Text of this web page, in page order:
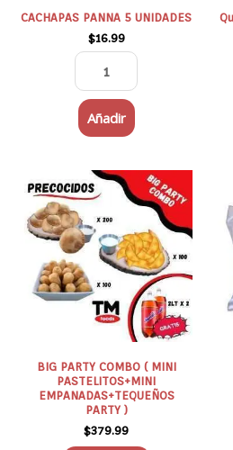
CACHAPAS PANNA 5 UNIDADES
$16.99
Añadir
BIG PARTY COMBO ( MINI
PASTELITOS+MINI
EMPANADAS+TEQUEÑOS
PARTY )
$379.99
Este
producto
tiene
múltiples
variantes.
Las
opciones
elegir